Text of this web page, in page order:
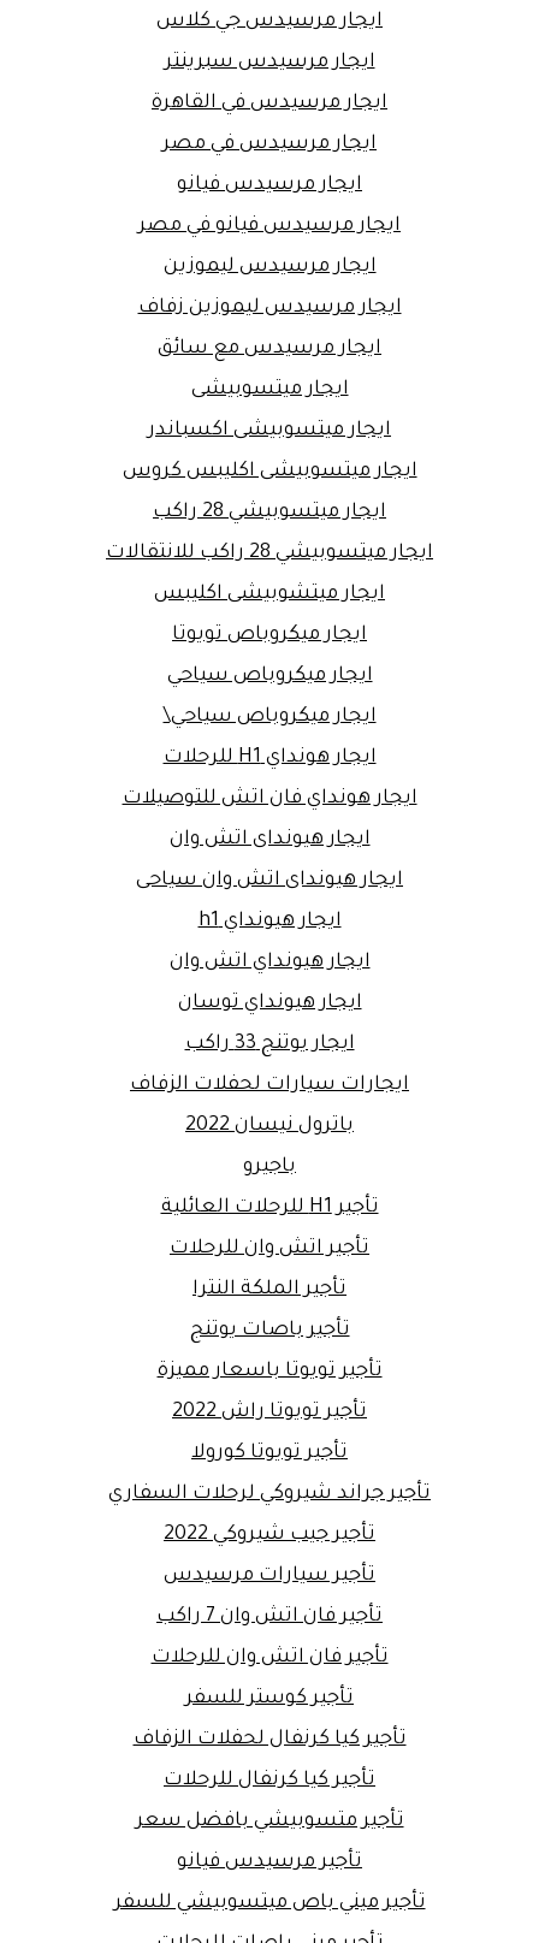
ايجار مرسيدس جي كلاس
ايجار مرسيدس سبرينتر
ايجار مرسيدس في القاهرة
ايجار مرسيدس في مصر
ايجار مرسيدس فيانو
ايجار مرسيدس فيانو في مصر
ايجار مرسيدس ليموزين
ايجار مرسيدس ليموزين زفاف
ايجار مرسيدس مع سائق
ايجار ميتسوبيشى
ايجار ميتسوبيشى اكسباندر
ايجار ميتسوبيشى اكليبس كروس
ايجار ميتسوبيشي 28 راكب
ايجار ميتسوبيشي 28 راكب للانتقالات
ايجار ميتشوبيشى اكليبس
ايجار ميكروباص تويوتا
ايجار ميكروباص سياحي
ايجار ميكروباص سياحي\
ايجار هونداي H1 للرحلات
ايجار هونداي فان اتش للتوصيلات
ايجار هيونداى اتش وان
ايجار هيونداى اتش وان سياحى
ايجار هيونداي h1
ايجار هيونداي اتش وان
ايجار هيونداي توسان
ايجار يوتنج 33 راكب
ايجارات سيارات لحفلات الزفاف
باترول نيسان 2022
باجيرو
تأجير H1 للرحلات العائلية
تأجير اتش وان للرحلات
تأجير الملكة النترا
تأجير باصات يوتنج
تأجير تويوتا باسعار مميزة
تأجير تويوتا راش 2022
تأجير تويوتا كورولا
تأجير جراند شيروكي لرحلات السفاري
تأجير جيب شيروكي 2022
تأجير سيارات مرسيدس
تأجير فان اتش وان 7 راكب
تأجير فان اتش وان للرحلات
تأجير كوستر للسفر
تأجير كيا كرنفال لحفلات الزفاف
تأجير كيا كرنفال للرحلات
تأجير متسوبيشي بافضل سعر
تأجير مرسيدس فيانو
تأجير ميني باص ميتسوبيشي للسفر